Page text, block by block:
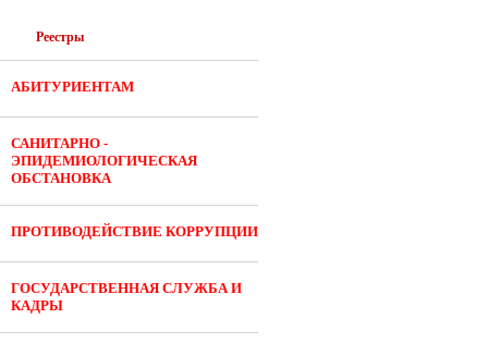
Реестры
АБИТУРИЕНТАМ
САНИТАРНО -
ЭПИДЕМИОЛОГИЧЕСКАЯ
ОБСТАНОВКА
ПРОТИВОДЕЙСТВИЕ КОРРУПЦИИ
ГОСУДАРСТВЕННАЯ СЛУЖБА И
КАДРЫ